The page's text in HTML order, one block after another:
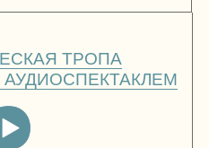
МЕНТАЛЬНЫЕ
ПРАКТИКИ